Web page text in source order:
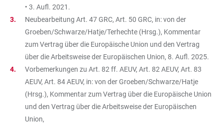
• 3. Aufl. 2021.
Neubearbeitung Art. 47 GRC, Art. 50 GRC, in: von der
Groeben/Schwarze/Hatje/Terhechte (Hrsg.), Kommentar
zum Vertrag über die Europäische Union und den Vertrag
über die Arbeitsweise der Europäischen Union, 8. Aufl. 2025.
Vorbemerkungen zu Art. 82 ff. AEUV, Art. 82 AEUV, Art. 83
AEUV, Art. 84 AEUV, in: von der Groeben/Schwarze/Hatje
(Hrsg.), Kommentar zum Vertrag über die Europäische Union
und den Vertrag über die Arbeitsweise der Europäischen
Union,